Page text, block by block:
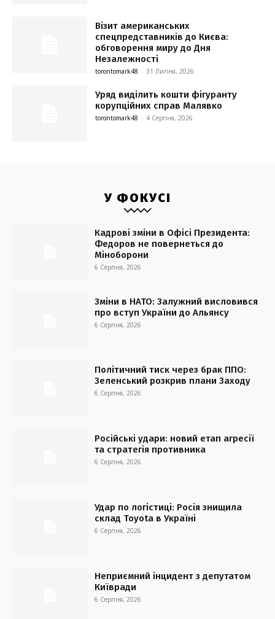
Візит американських
спецпредставників до Києва:
обговорення миру до Дня
Незалежності
torontomark48 - 31 Липня, 2026
Уряд виділить кошти фігуранту
корупційних справ Малявко
torontomark48 - 4 Серпня, 2026
У ФОКУСІ
Кадрові зміни в Офісі Президента:
Федоров не повернеться до
Міноборони
6 Серпня, 2026
Зміни в НАТО: Залужний висловився
про вступ України до Альянсу
6 Серпня, 2026
Політичний тиск через брак ППО:
Зеленський розкрив плани Заходу
6 Серпня, 2026
Російські удари: новий етап агресії
та стратегія противника
6 Серпня, 2026
Удар по логістиці: Росія знищила
склад Toyota в Україні
6 Серпня, 2026
Неприємний інцидент з депутатом
Київради
6 Серпня, 2026